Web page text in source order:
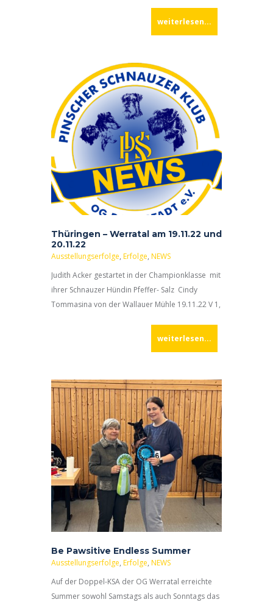
weiterlesen...
Thüringen – Werratal am 19.11.22 und
20.11.22
Ausstellungserfolge, Erfolge, NEWS
Judith Acker gestartet in der Championklasse mit
ihrer Schnauzer Hündin Pfeffer- Salz Cindy
Tommasina von der Wallauer Mühle 19.11.22 V 1,
weiterlesen...
Be Pawsitive Endless Summer
Ausstellungserfolge, Erfolge, NEWS
Auf der Doppel-KSA der OG Werratal erreichte
Summer sowohl Samstags als auch Sonntags das